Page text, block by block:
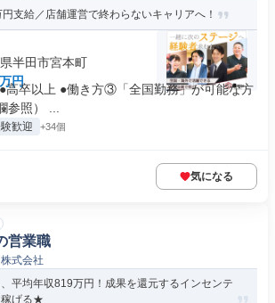
支給／店舗運営で終わらないキャリアへ！
半田市宮本町
円
高卒以上 ●働き方③「全国勤務」が可能な方
参照） ...
歓迎 +34個
気になる
営業職
式会社
平均年収819万円！成果を還元するインセンテ
稼げる★